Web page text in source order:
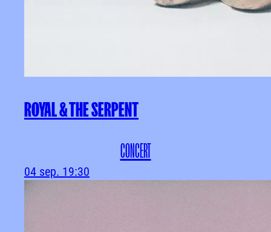
ROYAL & THE SERPENT
CONCERT
04 sep. 19:30